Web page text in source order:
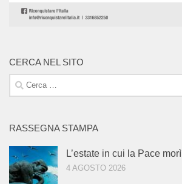
CERCA NEL SITO
Ricerca
per:
RASSEGNA STAMPA
L’estate in cui la Pace morì
4 AGOSTO 2026